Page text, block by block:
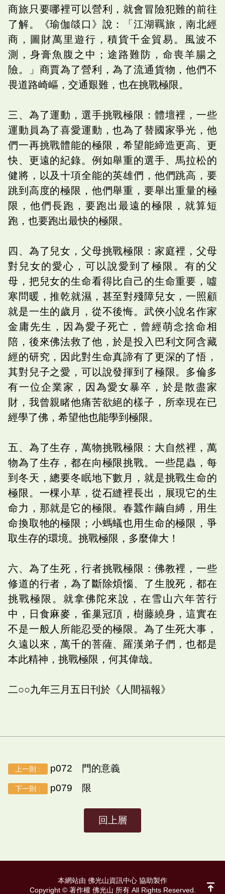
商旅只要哪裡可以營利，就會冒險犯難的前往
了解。《瑜伽燄口》說：「江湖羈旅，南北經
商，圖財萬里遊行，積貨千金貿易。風波不
測，身膏魚腹之中；途路難防，命喪羊腸之
險。」商賈為了營利，為了流通貨物，他們不
畏道路崎嶇，交通艱難，也在挑戰極限。
三、為了運動，選手挑戰極限：體壇裡，一些
運動員為了喜愛運動，也為了替國家爭光，他
們一再挑戰體能的極限，希望能締造更高、更
快、更遠的紀錄。例如舉重的選手、馬拉松的
健將，以及十項全能的英雄們，他們跳高，要
跳到高度的極限，他們舉重，要舉出重量的極
限，他們長跑，要跑出最遠的極限，就算短
跑，也要跑出最快的極限。
四、為了兒女，父母挑戰極限：家庭裡，父母
對兒女的愛心，可以說愛到了極限。有的父
母，把兒女的生命看得比自己的生命重要，噓
寒問暖，推乾就濕，甚至對殘障兒女，一照顧
就是一生的歲月，從不後悔。武俠小說名作家
金庸先生，因為愛子死亡，曾經萌念捨命相
陪，後來佛法救了他，於是投入巴利文阿含藏
經的研究，因此對生命真諦有了更深的了悟，
其對兒子之愛，可以說發揮到了極限。多倫多
有一位企業家，因為愛女暴卒，於是散盡家
財，我曾親睹他痛苦欲絕的樣子，所幸現在已
經學了佛，希望他也能學到極限。
五、為了生存，萬物挑戰極限：大自然裡，萬
物為了生存，都在向極限挑戰。一些昆蟲，每
到冬天，總要冬眠地下數月，就是挑戰生命的
極限。一棵小草，從石縫裡長出，展現它的生
命力，那就是它的極限。春蠶作繭自縛，用生
命換取牠的極限；小螞蟻也用生命的極限，爭
取生存的環境。挑戰極限，多麼偉大！
六、為了生死，行者挑戰極限：佛教裡，一些
修道的行者，為了斷除煩惱、了生脫死，都在
挑戰極限。就拿佛陀來說，在雪山六年苦行
中，日食麻麥，雀巢冠頂，樹藤繞身，這實在
不是一般人所能忍受的極限。為了生死大事，
久遠以來，萬千的菩薩、羅漢弟子們，也都是
本此精神，挑戰極限，何其偉哉。
二○○九年三月五日刊於《人間福報》
上一則 : p072 門的意義
下一則 : p079 限
回上層
本網站由 佛光山資訊中心 協助製作
Copyright © 著作權 佛光山 所有 All Rights Reserved.